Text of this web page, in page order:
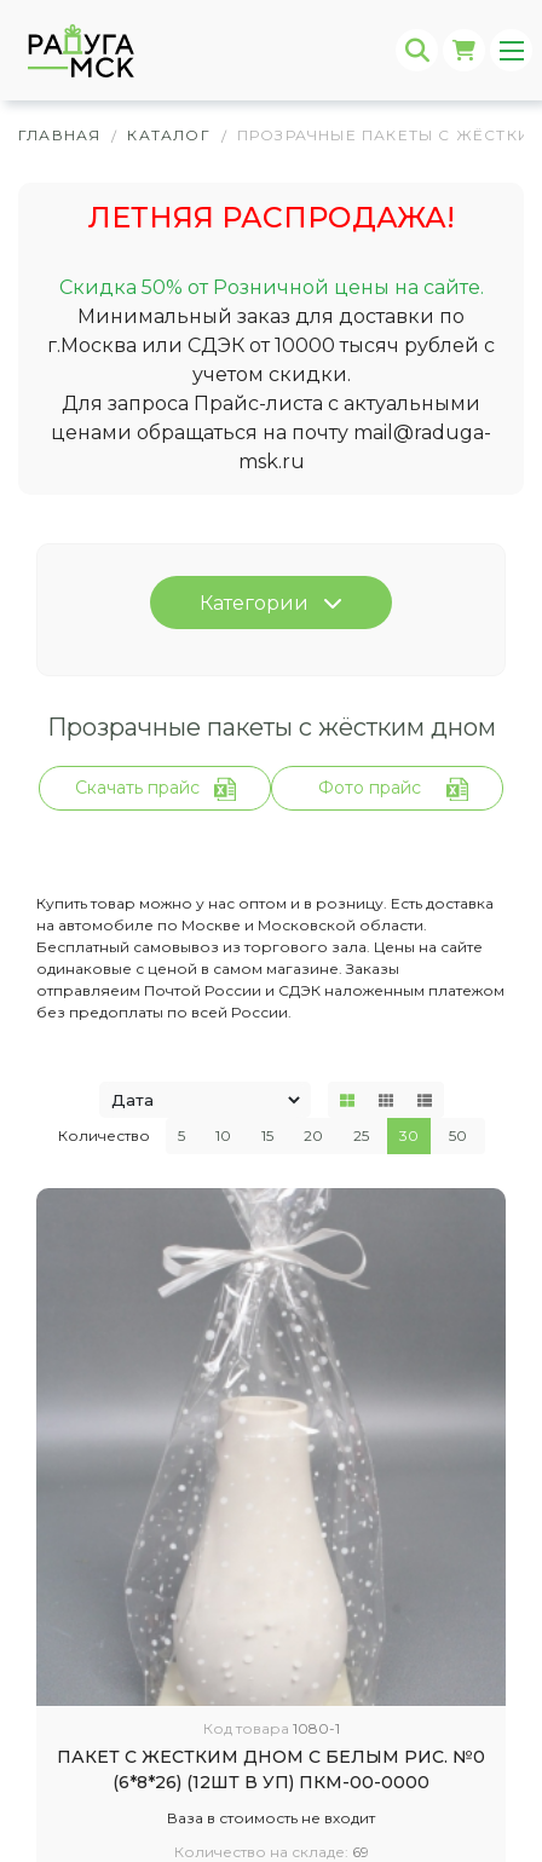
ГЛАВНАЯ / КАТАЛОГ / ПРОЗРАЧНЫЕ ПАКЕТЫ С
ЛЕТНЯЯ РАСПРОДАЖА!
Скидка 50% от Розничной цены на сайте.
Минимальный заказ для доставки по
г.Москва или СДЭК от 10000 тысяч рублей с
учетом скидки.
Для запроса Прайс-листа с актуальными
ценами обращаться на почту mail@raduga-
msk.ru
Категории
Прозрачные пакеты с жёстким дном
Скачать прайс Фото прайс
Купить товар можно у нас оптом и в розницу. Есть доставка
на автомобиле по Москве и Московской области.
Бесплатный самовывоз из торгового зала. Цены на сайте
одинаковые с ценой в самом магазине. Заказы
отправляеим Почтой России и СДЭК наложенным платежом
без предоплаты по всей России.
Количество 5 10 15 20 25 30 50
Код товара 1080-1
ПАКЕТ С ЖЕСТКИМ ДНОМ С БЕЛЫМ РИС. №0
(6*8*26) (12ШТ В УП) ПКМ-00-0000
Ваза в стоимость не входит
Количество на складе: 69